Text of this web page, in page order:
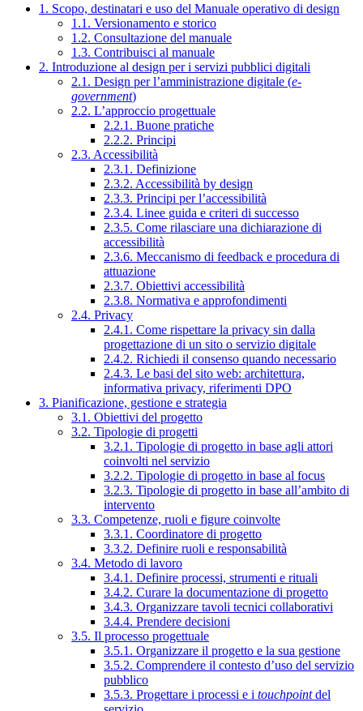
1. Scopo, destinatari e uso del Manuale operativo di design
1.1. Versionamento e storico
1.2. Consultazione del manuale
1.3. Contribuisci al manuale
2. Introduzione al design per i servizi pubblici digitali
2.1. Design per l’amministrazione digitale (e-
government)
2.2. L’approccio progettuale
2.2.1. Buone pratiche
2.2.2. Principi
2.3. Accessibilità
2.3.1. Definizione
2.3.2. Accessibilità by design
2.3.3. Principi per l’accessibilità
2.3.4. Linee guida e criteri di successo
2.3.5. Come rilasciare una dichiarazione di
accessibilità
2.3.6. Meccanismo di feedback e procedura di
attuazione
2.3.7. Obiettivi accessibilità
2.3.8. Normativa e approfondimenti
2.4. Privacy
2.4.1. Come rispettare la privacy sin dalla
progettazione di un sito o servizio digitale
2.4.2. Richiedi il consenso quando necessario
2.4.3. Le basi del sito web: architettura,
informativa privacy, riferimenti DPO
3. Pianificazione, gestione e strategia
3.1. Obiettivi del progetto
3.2. Tipologie di progetti
3.2.1. Tipologie di progetto in base agli attori
coinvolti nel servizio
3.2.2. Tipologie di progetto in base al focus
3.2.3. Tipologie di progetto in base all’ambito di
intervento
3.3. Competenze, ruoli e figure coinvolte
3.3.1. Coordinatore di progetto
3.3.2. Definire ruoli e responsabilità
3.4. Metodo di lavoro
3.4.1. Definire processi, strumenti e rituali
3.4.2. Curare la documentazione di progetto
3.4.3. Organizzare tavoli tecnici collaborativi
3.4.4. Prendere decisioni
3.5. Il processo progettuale
3.5.1. Organizzare il progetto e la sua gestione
3.5.2. Comprendere il contesto d’uso del servizio
pubblico
3.5.3. Progettare i processi e i touchpointdel